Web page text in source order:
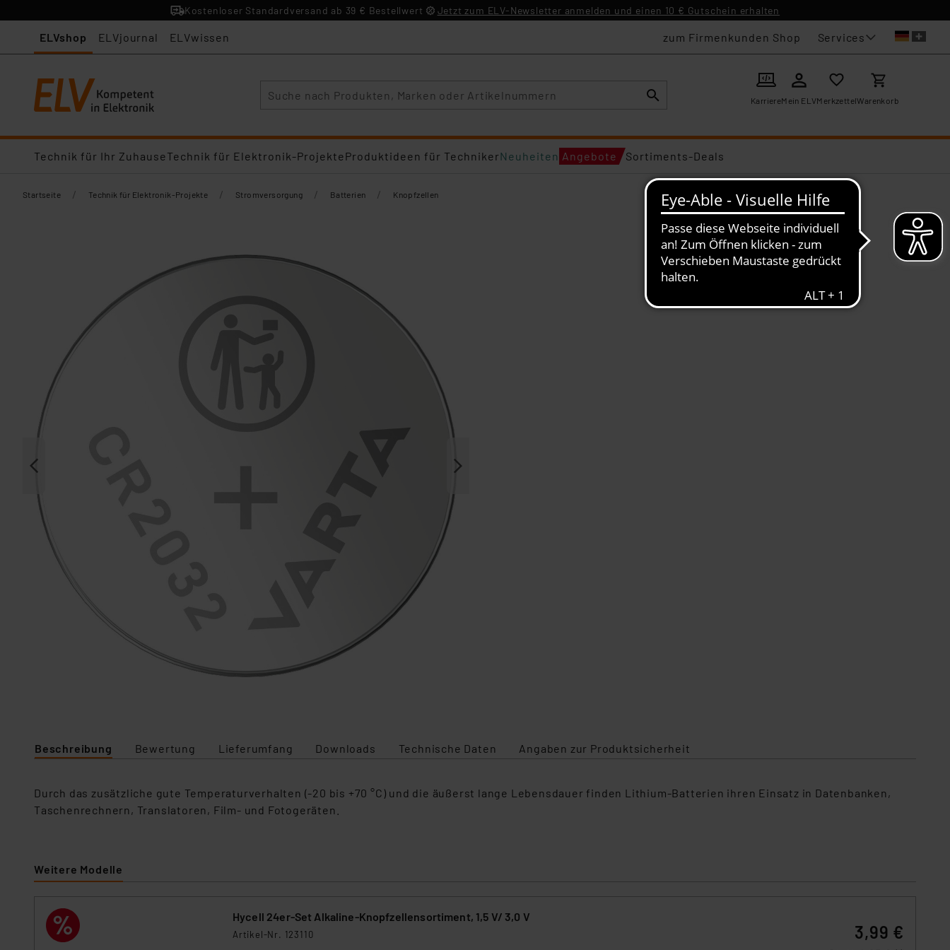
Kostenloser Standardversand ab 39 € Bestellwert Jetzt zum ELV-Newsletter anmelden und einen 10 € Gutschein erhalten
ELVshop ELVjournal ELVwissen zum Firmenkunden Shop Services
KarriereMein ELVMerkzettelWarenkorb
Technik für Ihr ZuhauseTechnik für Elektronik-ProjekteProduktideen für TechnikerNeuheiten Angebote Sortiments-Deals
Startseite / Technik für Elektronik-Projekte / Stromversorgung / Batterien / Knopfzellen
Beschreibung Bewertung Lieferumfang Downloads Technische Daten Angaben zur Produktsicherheit
Durch das zusätzliche gute Temperaturverhalten (-20 bis +70 °C) und die äußerst lange Lebensdauer finden Lithium-Batterien ihren Einsatz in Datenbanken,
Taschenrechnern, Translatoren, Film- und Fotogeräten.
Weitere Modelle
Hycell 24er-Set Alkaline-Knopfzellensortiment, 1,5 V/ 3,0 V
Artikel-Nr. 123110 3,99 €